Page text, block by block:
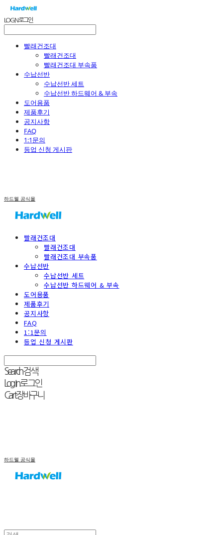
LOG IN로그인
빨래건조대
빨래건조대
빨래건조대 부속품
수납선반
수납선반 세트
수납선반 하드웨어 & 부속
도어용품
제품후기
공지사항
FAQ
1:1문의
등업 신청 게시판
하드웰 공식몰
빨래건조대
빨래건조대
빨래건조대 부속품
수납선반
수납선반 세트
수납선반 하드웨어 & 부속
도어용품
제품후기
공지사항
FAQ
1:1문의
등업 신청 게시판
Search검색
Log In로그인
Cart장바구니
하드웰 공식몰